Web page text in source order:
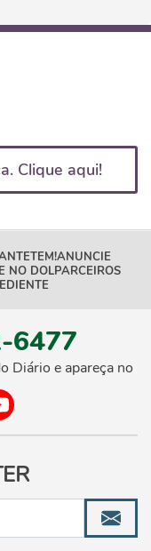
Clique aqui!
TEM!ANUNCIE
NO DOLPARCEIROS
6477
Diário e apareça no